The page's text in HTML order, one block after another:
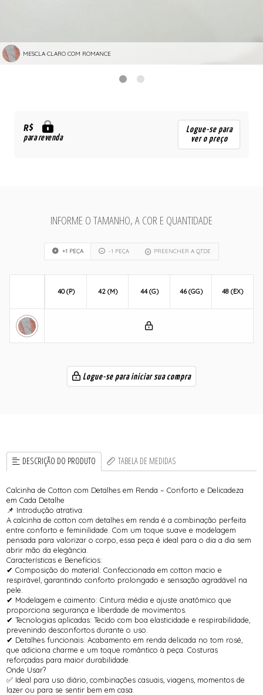
MESCLA CLARO COM ROMANCE
R$
para revenda
Logue-se para
ver o preço
INFORME O TAMANHO, A COR E QUANTIDADE
+1 PEÇA -1 PEÇA PREENCHER A QTDE
40 (P) 42 (M) 44 (G) 46 (GG) 48 (EX)
Logue-se para iniciar sua compra
DESCRIÇÃO DO PRODUTO TABELA DE MEDIDAS
Calcinha de Cotton com Detalhes em Renda – Conforto e Delicadeza
em Cada Detalhe
📌 Introdução atrativa:
A calcinha de cotton com detalhes em renda é a combinação perfeita
entre conforto e feminilidade. Com um toque suave e modelagem
pensada para valorizar o corpo, essa peça é ideal para o dia a dia sem
abrir mão da elegância.
Características e Benefícios:
✔ Composição do material: Confeccionada em cotton macio e
respirável, garantindo conforto prolongado e sensação agradável na
pele.
✔ Modelagem e caimento: Cintura média e ajuste anatômico que
proporciona segurança e liberdade de movimentos.
✔ Tecnologias aplicadas: Tecido com boa elasticidade e respirabilidade,
prevenindo desconfortos durante o uso.
✔ Detalhes funcionais: Acabamento em renda delicada no tom rosé,
que adiciona charme e um toque romântico à peça. Costuras
reforçadas para maior durabilidade.
Onde Usar?
✅ Ideal para uso diário, combinações casuais, viagens, momentos de
lazer ou para se sentir bem em casa.